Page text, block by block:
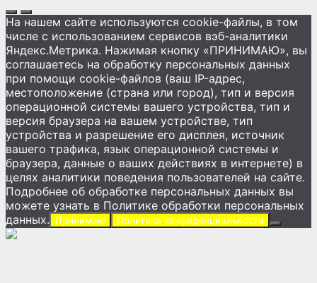
На нашем сайте используются cookie-файлы, в том
числе с использованием сервисов вэб-аналитики
Яндекс.Метрика. Нажимая кнопку «ПРИНИМАЮ», вы
соглашаетесь на обработку персональных данных
при помощи cookie-файлов (ваш IP-адрес,
местоположение (страна или город), тип и версия
операционной системы вашего устройства, тип и
версия браузера на вашем устройстве, тип
устройства и разрешение его дисплея, источник
вашего трафика, язык операционной системы и
браузера, данные о ваших действиях в интернете) в
целях аналитики поведения пользователей на сайте.
Подробнее об обработке персональных данных вы
можете узнать в Политике обработки персональных
данных.
Принимаю Политика конфиденциальности